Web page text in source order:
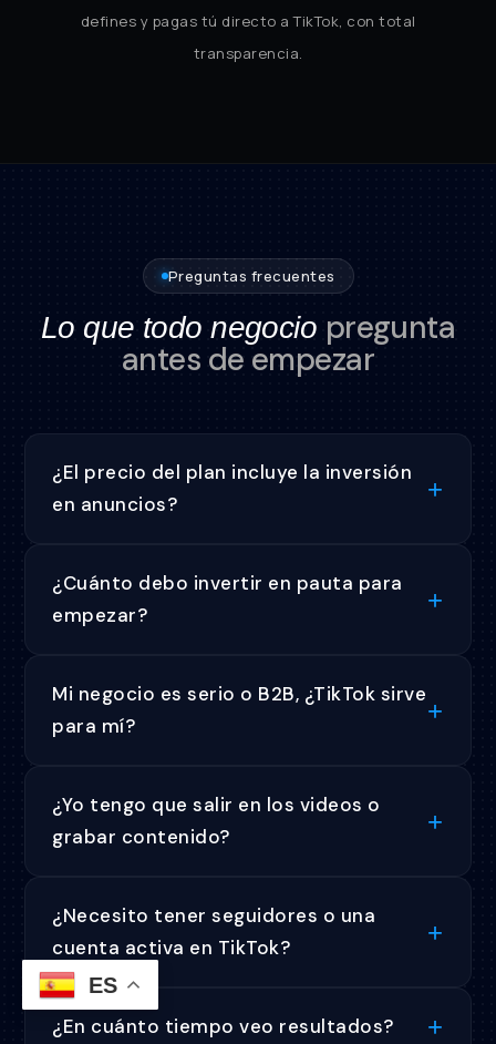
defines y pagas tú directo a TikTok, con total
transparencia.
Preguntas frecuentes
Lo que todo negocio pregunta
antes de empezar
¿El precio del plan incluye la inversión
en anuncios?
¿Cuánto debo invertir en pauta para
empezar?
Mi negocio es serio o B2B, ¿TikTok sirve
para mí?
¿Yo tengo que salir en los videos o
grabar contenido?
¿Necesito tener seguidores o una
cuenta activa en TikTok?
¿En cuánto tiempo veo resultados?
ES